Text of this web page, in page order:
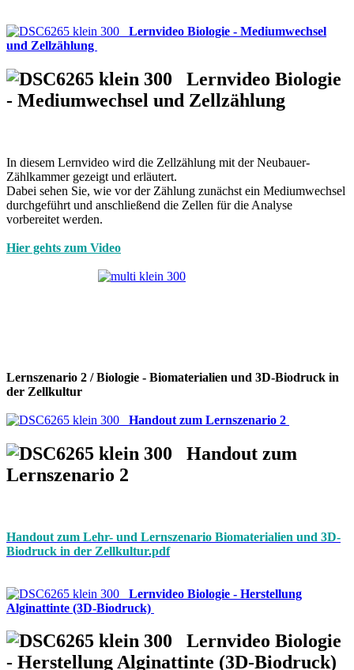
Lernvideo Biologie - Mediumwechsel
und Zellzählung
Lernvideo Biologie
- Mediumwechsel und Zellzählung
In diesem Lernvideo wird die Zellzählung mit der Neubauer-
Zählkammer gezeigt und erläutert.
Dabei sehen Sie, wie vor der Zählung zunächst ein Mediumwechsel
durchgeführt und anschließend die Zellen für die Analyse
vorbereitet werden.
Hier gehts zum Video
Lernszenario 2 / Biologie - Biomaterialien und 3D-Biodruck in
der Zellkultur
Handout zum Lernszenario 2
Handout zum
Lernszenario 2
Handout zum Lehr- und Lernszenario Biomaterialien und 3D-
Biodruck in der Zellkultur.pdf
Lernvideo Biologie - Herstellung
Alginattinte (3D-Biodruck)
Lernvideo Biologie
- Herstellung Alginattinte (3D-Biodruck)